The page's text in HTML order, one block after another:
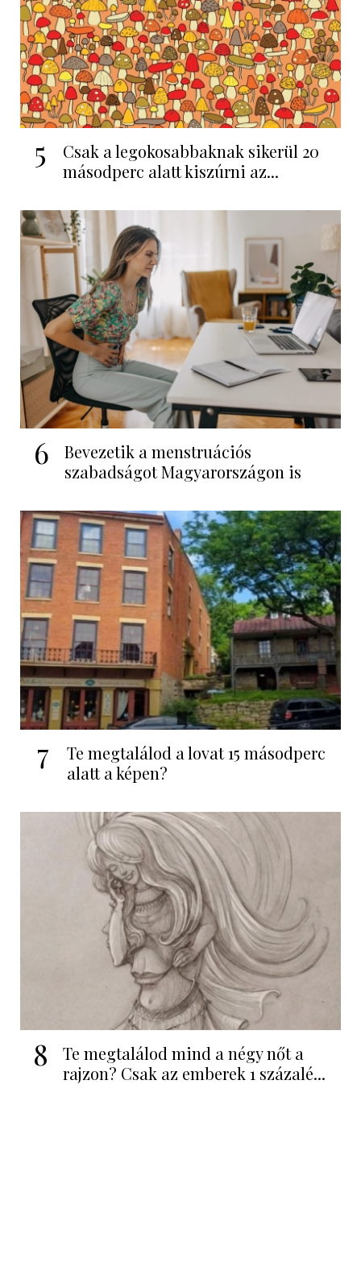
5
Csak a legokosabbaknak sikerül 20
másodperc alatt kiszúrni az...
6
Bevezetik a menstruációs
szabadságot Magyarországon is
7
Te megtalálod a lovat 15 másodperc
alatt a képen?
8
Te megtalálod mind a négy nőt a
rajzon? Csak az emberek 1 százalé...